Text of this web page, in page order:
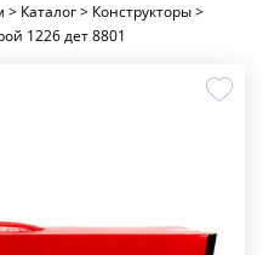
> Каталог > Конструкторы >
1226 дет 8801